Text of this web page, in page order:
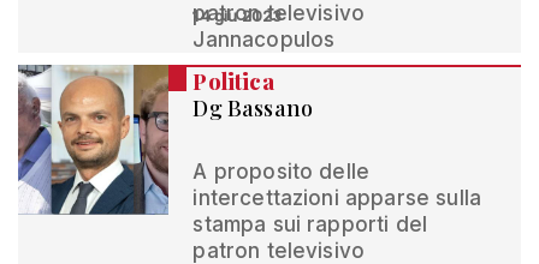
patron televisivo
Jannacopulos
14 giu 2023
Politica
Dg Bassano
A proposito delle
intercettazioni apparse sulla
stampa sui rapporti del
patron televisivo